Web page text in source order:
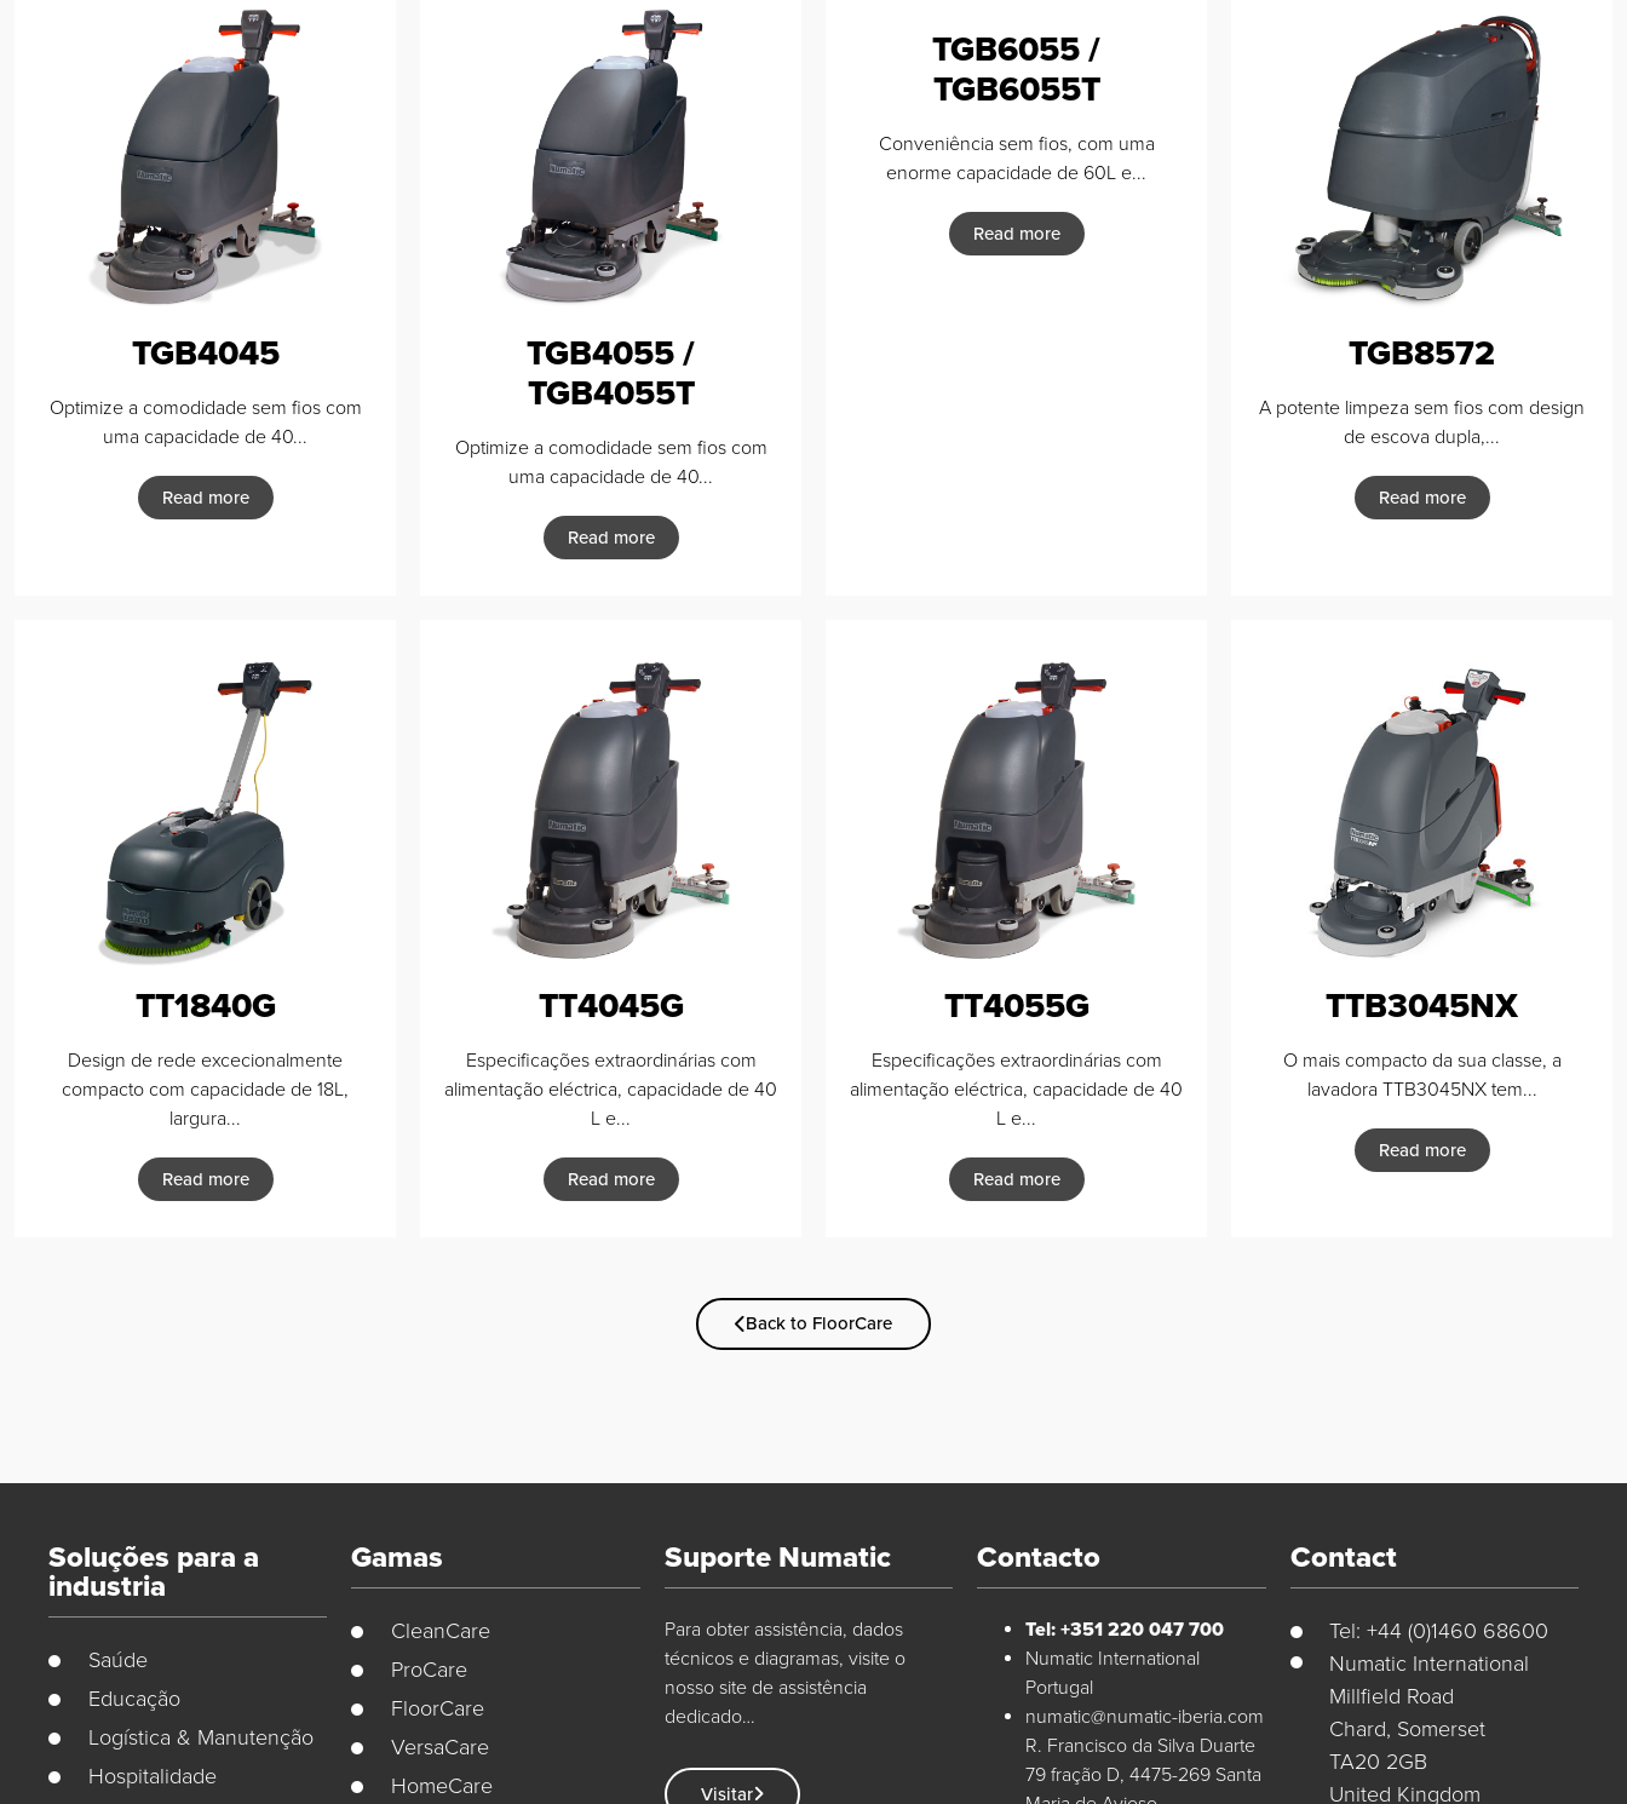
TGB4045
Optimize a comodidade sem fios com
uma capacidade de 40...
Read more
TGB4055 /
TGB4055T
Optimize a comodidade sem fios com
uma capacidade de 40...
Read more
TGB6055 /
TGB6055T
Conveniência sem fios, com uma
enorme capacidade de 60L e...
Read more
TGB8572
A potente limpeza sem fios com design
de escova dupla,...
Read more
TT1840G
Design de rede excecionalmente
compacto com capacidade de 18L,
largura...
Read more
TT4045G
Especificações extraordinárias com
alimentação eléctrica, capacidade de 40
L e...
Read more
TT4055G
Especificações extraordinárias com
alimentação eléctrica, capacidade de 40
L e...
Read more
TTB3045NX
O mais compacto da sua classe, a
lavadora TTB3045NX tem...
Read more
Back to FloorCare
Soluções para a
industria
Saúde
Educação
Logística & Manutenção
Hospitalidade
Gamas
CleanCare
ProCare
FloorCare
VersaCare
HomeCare
Suporte Numatic
Para obter assistência, dados
técnicos e diagramas, visite o
nosso site de assistência
dedicado…
Visitar
Contacto
Tel: +351 220 047 700
Numatic International
Portugal
numatic@numatic-iberia.com
R. Francisco da Silva Duarte
79 fração D, 4475-269 Santa
Contact
Tel: +44 (0)1460 68600
Numatic International
Millfield Road
Chard, Somerset
TA20 2GB
United Kingdom